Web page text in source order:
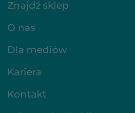
Znajdź sklep
O nas
Dla mediów
Kariera
Kontakt